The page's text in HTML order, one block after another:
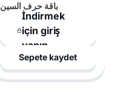
باقة حرف السين
İndirmek
için giriş
yapın
Sepete kaydet